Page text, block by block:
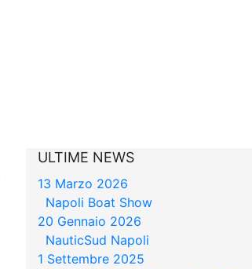
ULTIME NEWS
13 Marzo 2026
Napoli Boat Show
20 Gennaio 2026
NauticSud Napoli
1 Settembre 2025